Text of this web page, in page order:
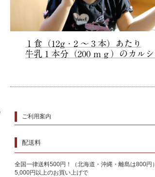
ご利用案内
配送料
全国一律送料500円！（北海道・沖縄・離島は800円）
5,000円以上のお買い上げで